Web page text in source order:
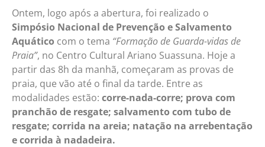
Ontem, logo após a abertura, foi realizado o
Simpósio Nacional de Prevenção e Salvamento
Aquático com o tema “Formação de Guarda-vidas de
Praia”, no Centro Cultural Ariano Suassuna. Hoje a
partir das 8h da manhã, começaram as provas de
praia, que vão até o final da tarde. Entre as
modalidades estão: corre-nada-corre; prova com
pranchão de resgate; salvamento com tubo de
resgate; corrida na areia; natação na arrebentação
e corrida à nadadeira.